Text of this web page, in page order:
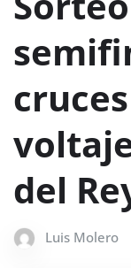
del
Luis Molero